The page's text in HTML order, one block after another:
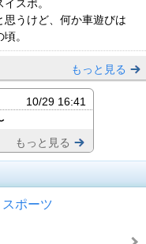
スポ。
うけど、何か車遊びは
頃。
もっと見る
10/29 16:41
もっと見る
ポーツ